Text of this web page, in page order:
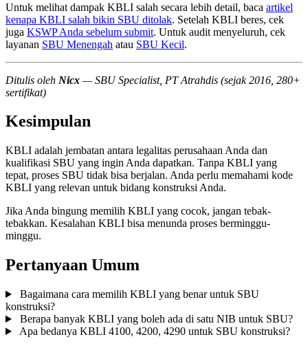
Untuk melihat dampak KBLI salah secara lebih detail, baca artikel
kenapa KBLI salah bikin SBU ditolak. Setelah KBLI beres, cek
juga KSWP Anda sebelum submit. Untuk audit menyeluruh, cek
layanan SBU Menengah atau SBU Kecil.
Ditulis oleh Nicx — SBU Specialist, PT Atrahdis (sejak 2016, 280+
sertifikat)
Kesimpulan
KBLI adalah jembatan antara legalitas perusahaan Anda dan
kualifikasi SBU yang ingin Anda dapatkan. Tanpa KBLI yang
tepat, proses SBU tidak bisa berjalan. Anda perlu memahami kode
KBLI yang relevan untuk bidang konstruksi Anda.
Jika Anda bingung memilih KBLI yang cocok, jangan tebak-
tebakkan. Kesalahan KBLI bisa menunda proses berminggu-
minggu.
Pertanyaan Umum
Bagaimana cara memilih KBLI yang benar untuk SBU
konstruksi?
Berapa banyak KBLI yang boleh ada di satu NIB untuk SBU?
Apa bedanya KBLI 4100, 4200, 4290 untuk SBU konstruksi?